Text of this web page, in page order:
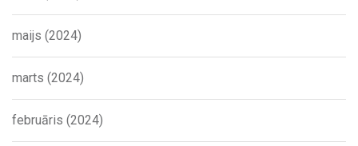
maijs (2024)
marts (2024)
februāris (2024)